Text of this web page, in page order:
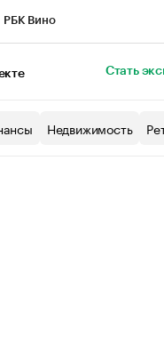
РБК Вино
Стать
Недвижимость